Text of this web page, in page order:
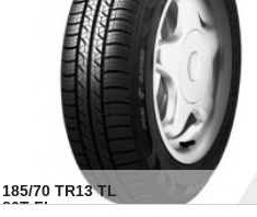
185/70 TR13 TL
86T FI...